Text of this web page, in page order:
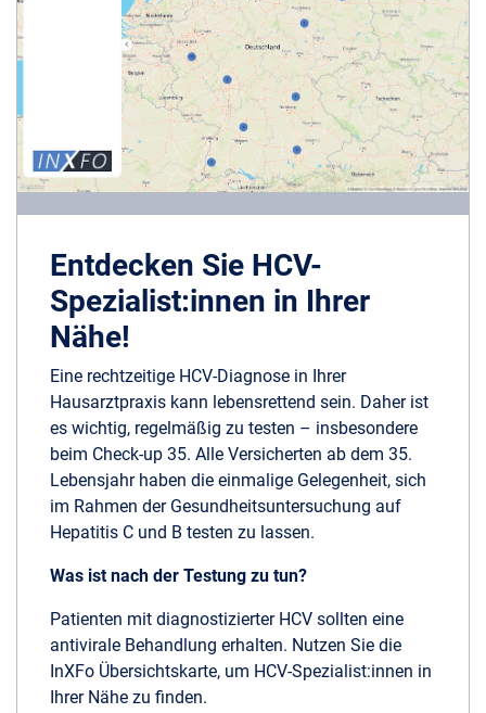
Entdecken Sie HCV-
Spezialist:innen in Ihrer
Nähe!
Eine rechtzeitige HCV-Diagnose in Ihrer
Hausarztpraxis kann lebensrettend sein. Daher ist
es wichtig, regelmäßig zu testen – insbesondere
beim Check-up 35. Alle Versicherten ab dem 35.
Lebensjahr haben die einmalige Gelegenheit, sich
im Rahmen der Gesundheitsuntersuchung auf
Hepatitis C und B testen zu lassen.
Was ist nach der Testung zu tun?
Patienten mit diagnostizierter HCV sollten eine
antivirale Behandlung erhalten. Nutzen Sie die
InXFo Übersichtskarte, um HCV-Spezialist:innen in
Ihrer Nähe zu finden.